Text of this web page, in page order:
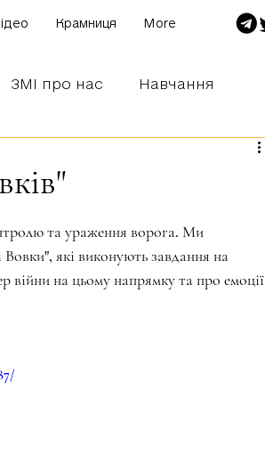
Крамниця More
ЗМІ про нас Навчання
та ураження ворога. Ми
Вовки", які виконують завдання на
війни на цьому напрямку та про емоції